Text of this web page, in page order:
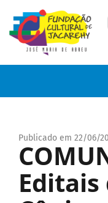
Publicado em 22/06/